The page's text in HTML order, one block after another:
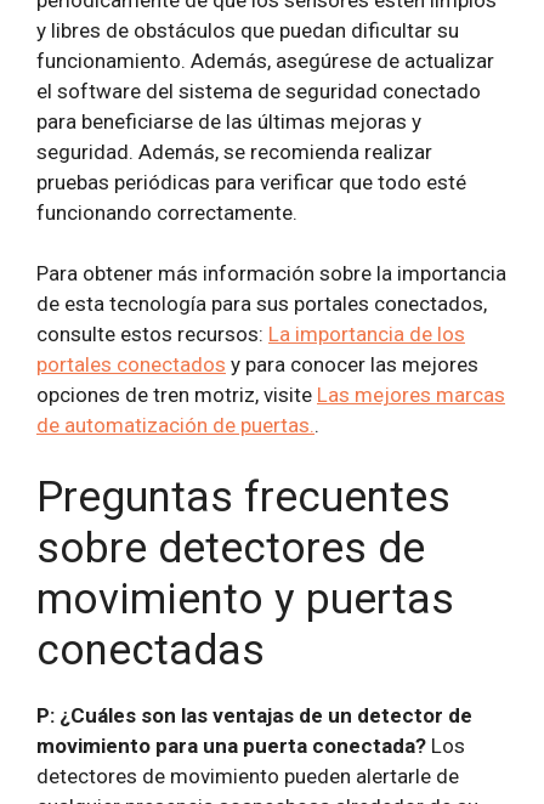
y libres de obstáculos que puedan dificultar su
funcionamiento. Además, asegúrese de actualizar
el software del sistema de seguridad conectado
para beneficiarse de las últimas mejoras y
seguridad. Además, se recomienda realizar
pruebas periódicas para verificar que todo esté
funcionando correctamente.
Para obtener más información sobre la importancia
de esta tecnología para sus portales conectados,
consulte estos recursos: La importancia de los
portales conectados y para conocer las mejores
opciones de tren motriz, visite Las mejores marcas
de automatización de puertas..
Preguntas frecuentes
sobre detectores de
movimiento y puertas
conectadas
P: ¿Cuáles son las ventajas de un detector de
movimiento para una puerta conectada? Los
detectores de movimiento pueden alertarle de